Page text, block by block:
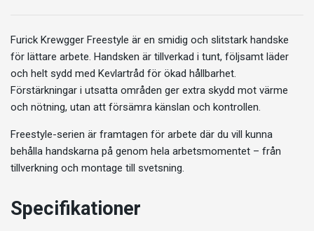
Furick Krewgger Freestyle är en smidig och slitstark handske
för lättare arbete. Handsken är tillverkad i tunt, följsamt läder
och helt sydd med Kevlartråd för ökad hållbarhet.
Förstärkningar i utsatta områden ger extra skydd mot värme
och nötning, utan att försämra känslan och kontrollen.
Freestyle-serien är framtagen för arbete där du vill kunna
behålla handskarna på genom hela arbetsmomentet – från
tillverkning och montage till svetsning.
Specifikationer